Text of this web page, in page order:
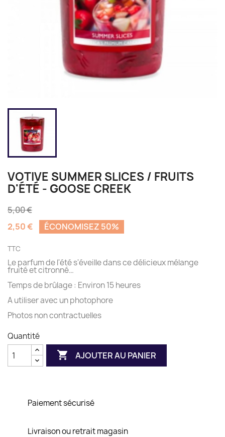
VOTIVE SUMMER SLICES / FRUITS
D'ÉTÉ - GOOSE CREEK
5,00 €
2,50 €
ÉCONOMISEZ 50%
TTC
Le parfum de l'été s'éveille dans ce délicieux mélange
fruité et citronné…
Temps de brûlage : Environ 15 heures
A utiliser avec un photophore
Photos non contractuelles
Quantité
 AJOUTER AU PANIER
Paiement sécurisé
Livraison ou retrait magasin